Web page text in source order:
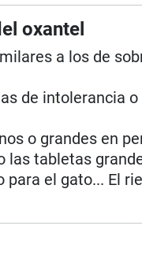
oxantel
a los de
de intolerancia o
o grandes en
las tabletas
el gato... El